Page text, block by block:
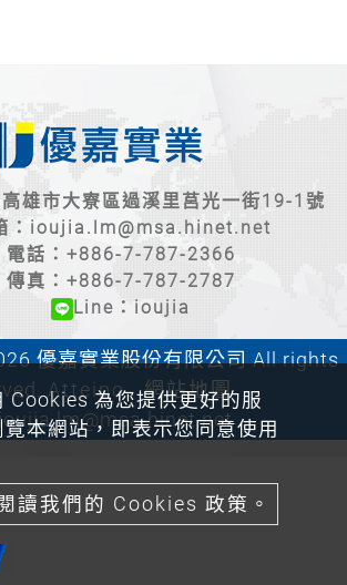
Cookies 為您提供更好的服
本網站，即表示您同意使用
讀我們的 Cookies 政策。
雄市大寮區過溪里莒光一街19-1號
： ioujia.lm@msa.hinet.net
電話： +886-7-787-2366
傳真：+886-7-787-2787
Line：ioujia
優嘉實業股份有限公司 All rights
Atteipo. 網站地圖